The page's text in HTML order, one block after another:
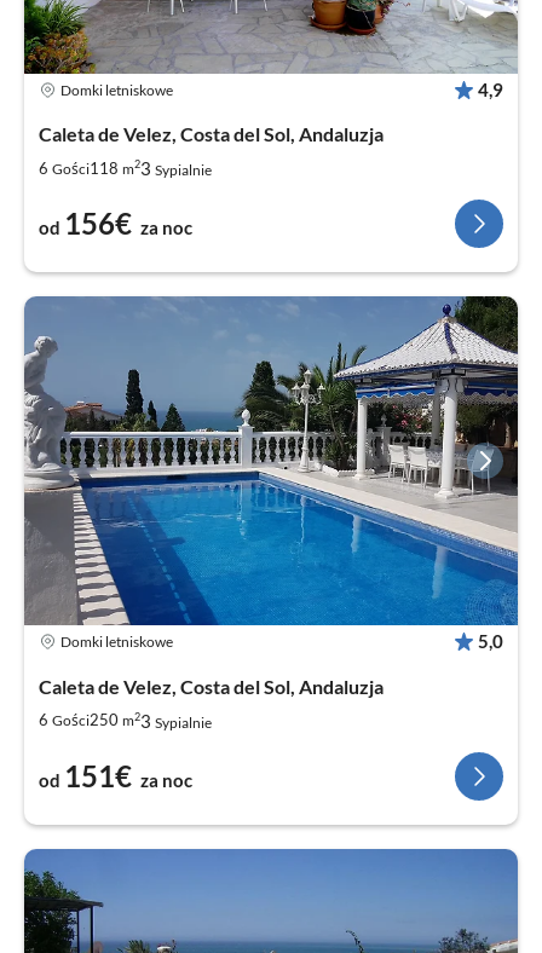
Domki letniskowe 4,9
Caleta de Velez, Costa del Sol, Andaluzja
6 Gości118 m23 Sypialnie
od 156€ za noc
Domki letniskowe 5,0
Caleta de Velez, Costa del Sol, Andaluzja
6 Gości250 m23 Sypialnie
od 151€ za noc